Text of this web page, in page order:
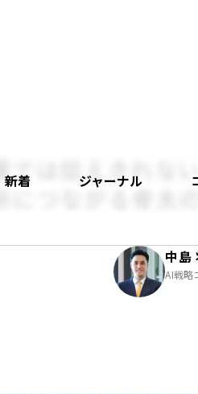
新着 ジャーナル
では捉えきれな
つながる骨太
中島
AI戦略